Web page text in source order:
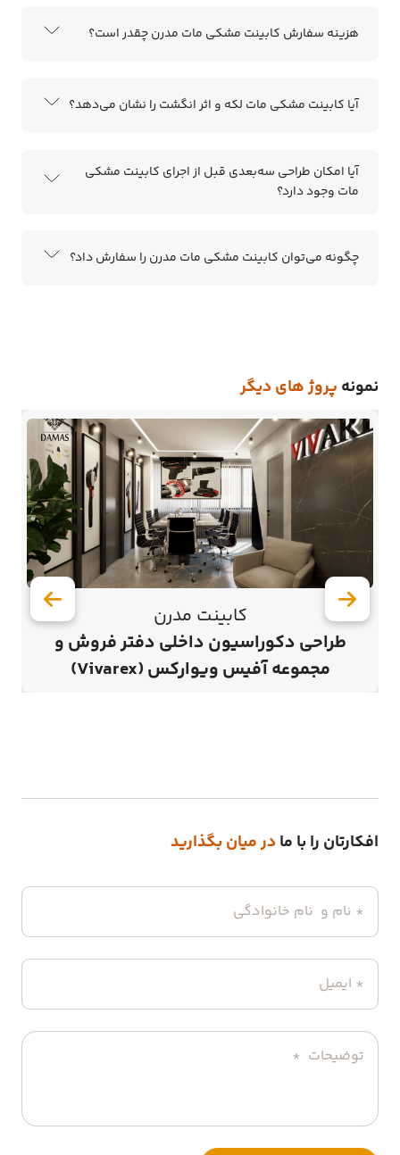
هزینه سفارش کابینت مشکی مات مدرن چقدر است؟
آیا کابینت مشکی مات لکه و اثر انگشت را نشان می‌دهد؟
آیا امکان طراحی سه‌بعدی قبل از اجرای کابینت مشکی
مات وجود دارد؟
چگونه می‌توان کابینت مشکی مات مدرن را سفارش داد؟
نمونه پروژ های دیگر
کابینت مدرن
طراحی دکوراسیون داخلی دفتر فروش و
مجموعه آفیس ویوارکس (Vivarex)
افکارتان را با مادر میان بگذارید